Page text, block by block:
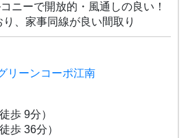
ニーで開放的・風通しの良い！
、家事同線が良い間取り
リーンコーポ江南
徒歩 9分）
徒歩 36分）